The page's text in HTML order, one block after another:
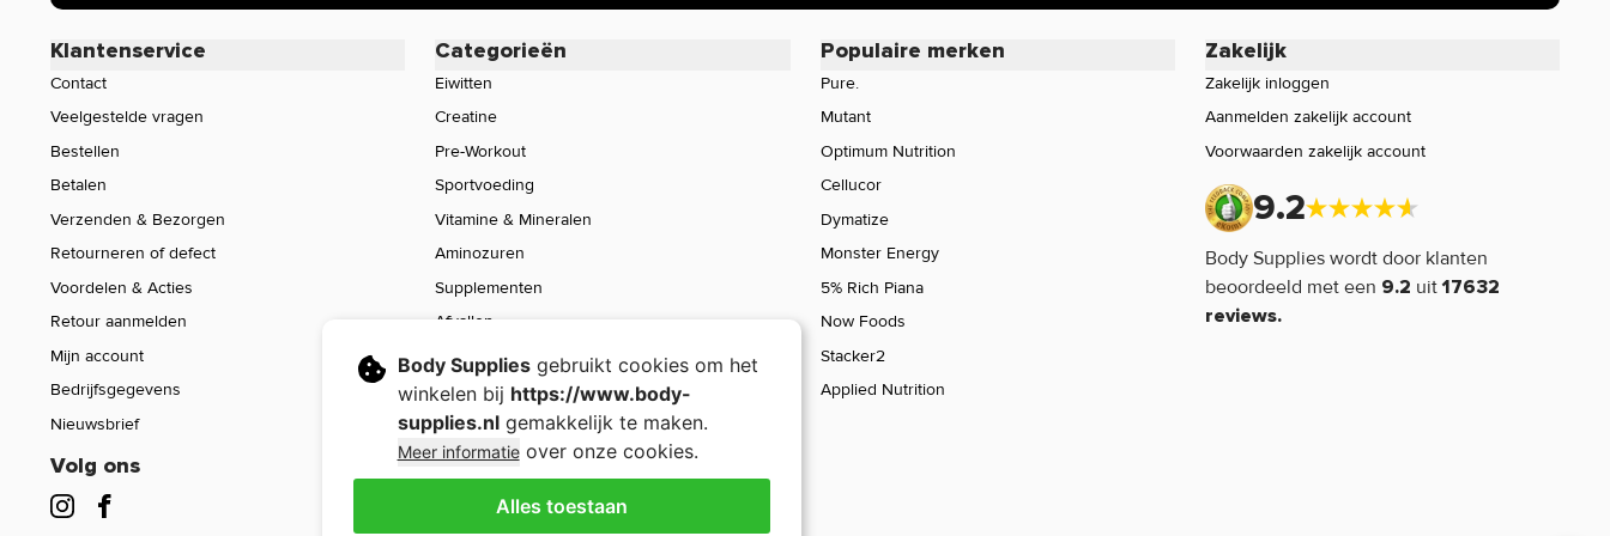
Klantenservice
Contact
Veelgestelde vragen
Bestellen
Betalen
Verzenden & Bezorgen
Retourneren of defect
Voordelen & Acties
Retour aanmelden
Mijn account
Bedrijfsgegevens
Nieuwsbrief
Volg ons
Categorieën
Eiwitten
Creatine
Pre-Workout
Sportvoeding
Vitamine & Mineralen
Aminozuren
Supplementen
Afvallen
Voeding
Sport Gear
Sale
Populaire merken
Pure.
Mutant
Optimum Nutrition
Cellucor
Dymatize
Monster Energy
5% Rich Piana
Now Foods
Stacker2
Applied Nutrition
Zakelijk
Zakelijk inloggen
Aanmelden zakelijk account
Voorwaarden zakelijk account
9.2
Body Supplies wordt door klanten
beoordeeld met een 9.2 uit17632
reviews.
Body Suppliesgebruikt cookies om het
winkelen bij https://www.body-
supplies.nlgemakkelijk te maken.
Meer informatieover onze cookies.
Alles toestaan